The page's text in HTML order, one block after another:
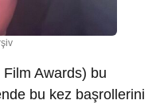
Awards) bu
bu kez başrollerini